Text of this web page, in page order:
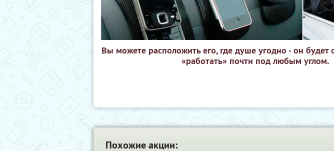
Вы можете расположить его, где душе угодно - он
«работать» почти под любым углом.
Похожие акции: